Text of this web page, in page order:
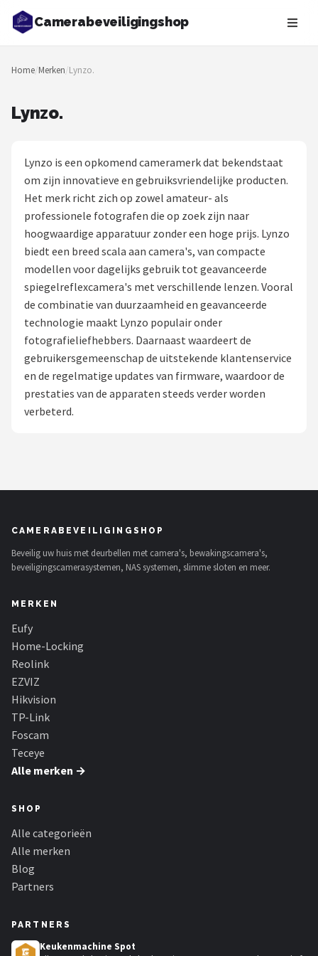
Camerabeveiligingshop
Zoeken
NAVIGATIE
Blog
Beveiligingscamera's
Camera Deurbellen
NAS
Shop
Eufy
Home-Locking
TP-Link
Foscam
Teceye
Smartwares
ieGeek
Alle merken →
Home/Merken/Lynzo.
Lynzo.
Lynzo is een opkomend cameramerk dat bekendstaat
om zijn innovatieve en gebruiksvriendelijke producten.
Het merk richt zich op zowel amateur- als
professionele fotografen die op zoek zijn naar
hoogwaardige apparatuur zonder een hoge prijs. Lynzo
biedt een breed scala aan camera's, van compacte
modellen voor dagelijks gebruik tot geavanceerde
spiegelreflexcamera's met verschillende lenzen. Vooral
de combinatie van duurzaamheid en geavanceerde
technologie maakt Lynzo populair onder
fotografieliefhebbers. Daarnaast waardeert de
gebruikersgemeenschap de uitstekende klantenservice
en de regelmatige updates van firmware, waardoor de
prestaties van de apparaten steeds verder worden
verbeterd.
CAMERABEVEILIGINGSHOP
Beveilig uw huis met deurbellen met camera's, bewakingscamera's,
beveiligingscamerasystemen, NAS systemen, slimme sloten en meer.
MERKEN
Eufy
Home-Locking
Reolink
EZVIZ
Hikvision
TP-Link
Foscam
Teceye
Alle merken →
SHOP
Alle categorieën
Alle merken
Blog
Partners
PARTNERS
Keukenmachine Spot